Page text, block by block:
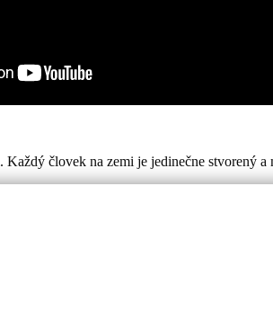
Každý človek na zemi je jedinečne stvorený